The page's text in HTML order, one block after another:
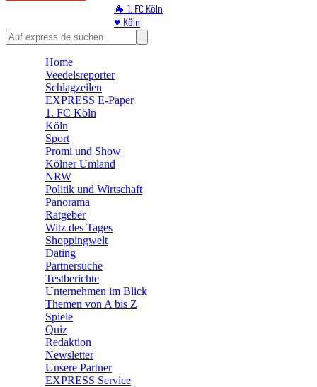
🐐 1. FC Köln
♥️ Köln
⭐ Promi
🛒 Shoppingwelt
Home
Veedelsreporter
Schlagzeilen
EXPRESS E-Paper
1. FC Köln
Köln
Sport
Promi und Show
Kölner Umland
NRW
Politik und Wirtschaft
Panorama
Ratgeber
Witz des Tages
Shoppingwelt
Dating
Partnersuche
Testberichte
Unternehmen im Blick
Themen von A bis Z
Spiele
Quiz
Redaktion
Newsletter
Unsere Partner
EXPRESS Service